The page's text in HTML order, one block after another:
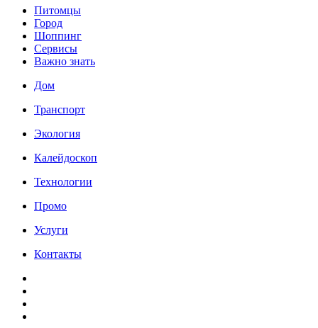
Питомцы
Город
Шоппинг
Сервисы
Важно знать
Дом
Транспорт
Экология
Калейдоскоп
Технологии
Промо
Услуги
Контакты